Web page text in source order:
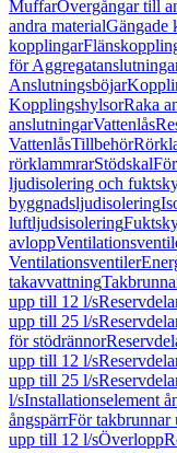
MuffarÖvergångar till
andra materialGängade
kopplingar
för
Anslutningsböjar
KopplingshylsorRaka
anslutningarVattenlås
VattenlåsTillbehör
rörklammrarStödskal
ljudisolering och
byggnadsljudisolering
luftljudsisolering
avlopp
Ventilationsventiler
takavvattning
upp till 12 l/s
upp till 25 l/s
för stödrännor
upp till 12 l/s
upp till 25 l/s
l/sInstallationselement
ångspärrFör takbrunnar
upp till 12 l/sÖverlopp